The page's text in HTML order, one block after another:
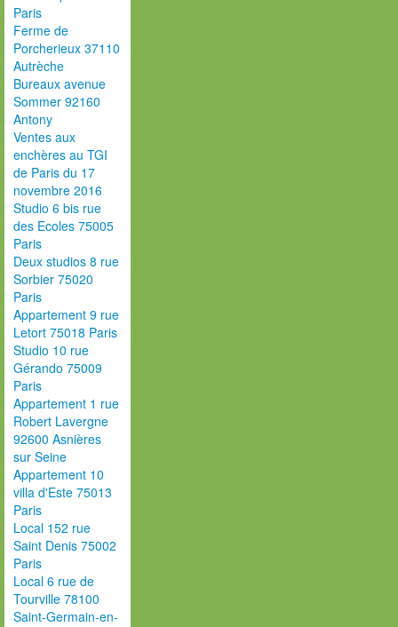
Paris
Ferme de
Porcherieux 37110
Autrèche
Bureaux avenue
Sommer 92160
Antony
Ventes aux
enchères au TGI
de Paris du 17
novembre 2016
Studio 6 bis rue
des Ecoles 75005
Paris
Deux studios 8 rue
Sorbier 75020
Paris
Appartement 9 rue
Letort 75018 Paris
Studio 10 rue
Gérando 75009
Paris
Appartement 1 rue
Robert Lavergne
92600 Asnières
sur Seine
Appartement 10
villa d'Este 75013
Paris
Local 152 rue
Saint Denis 75002
Paris
Local 6 rue de
Tourville 78100
Saint-Germain-en-